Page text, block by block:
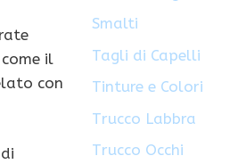
come il
con
Smalti
Tagli di Capelli
Tinture e Colori
Trucco Labbra
Trucco Occhi